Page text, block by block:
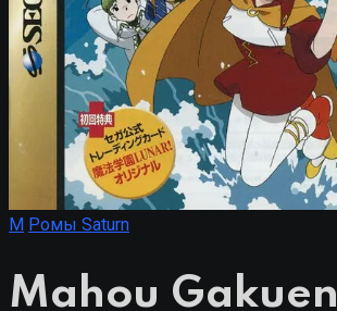
M Ромы Saturn
Mahou Gakuen